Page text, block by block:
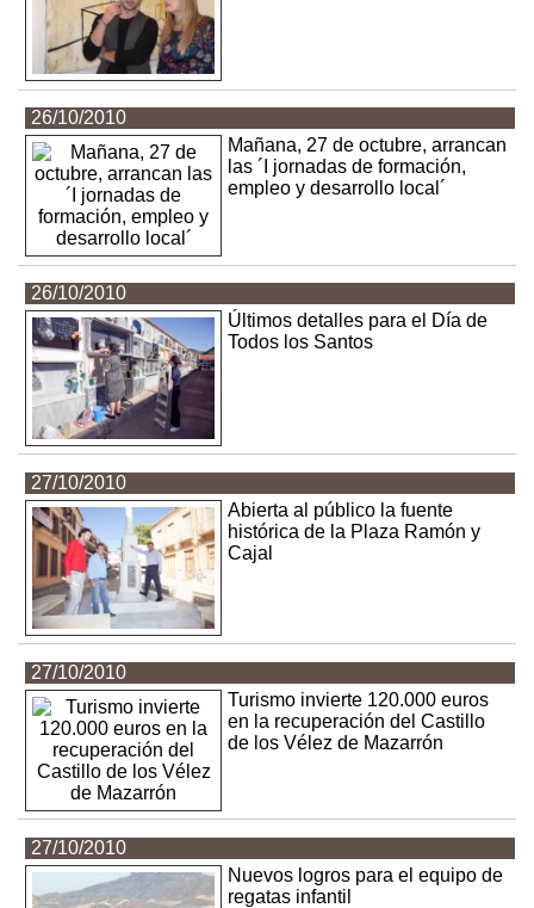
26/10/2010
Mañana, 27 de octubre, arrancan
las ´I jornadas de formación,
empleo y desarrollo local´
26/10/2010
Últimos detalles para el Día de
Todos los Santos
27/10/2010
Abierta al público la fuente
histórica de la Plaza Ramón y
Cajal
27/10/2010
Turismo invierte 120.000 euros
en la recuperación del Castillo
de los Vélez de Mazarrón
27/10/2010
Nuevos logros para el equipo de
regatas infantil